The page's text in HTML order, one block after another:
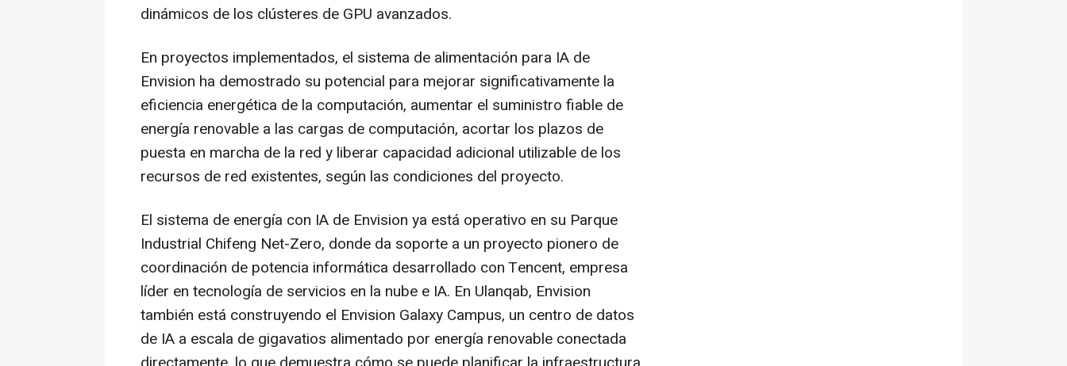
dinámicos de los clústeres de GPU avanzados.
En proyectos implementados, el sistema de alimentación para IA de
Envision ha demostrado su potencial para mejorar significativamente la
eficiencia energética de la computación, aumentar el suministro fiable de
energía renovable a las cargas de computación, acortar los plazos de
puesta en marcha de la red y liberar capacidad adicional utilizable de los
recursos de red existentes, según las condiciones del proyecto.
El sistema de energía con IA de Envision ya está operativo en su Parque
Industrial Chifeng Net-Zero, donde da soporte a un proyecto pionero de
coordinación de potencia informática desarrollado con Tencent, empresa
líder en tecnología de servicios en la nube e IA. En Ulanqab, Envision
también está construyendo el Envision Galaxy Campus, un centro de datos
de IA a escala de gigavatios alimentado por energía renovable conectada